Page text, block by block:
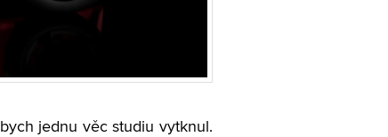
jednu věc studiu vytknul.